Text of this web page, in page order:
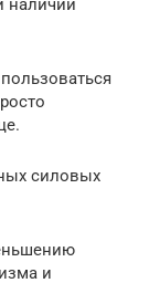
силовых
и